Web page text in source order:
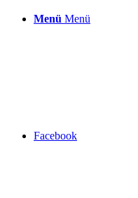
Menü Menü
Facebook